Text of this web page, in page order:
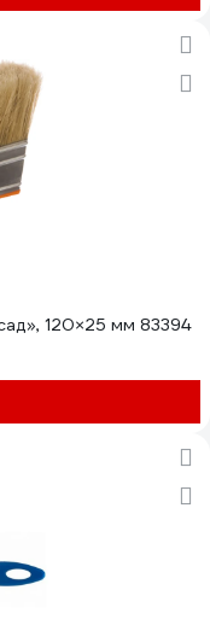
120×25 мм 83394